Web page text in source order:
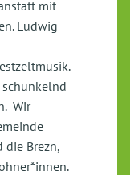
mit
Ludwig
Wir
Brezn,